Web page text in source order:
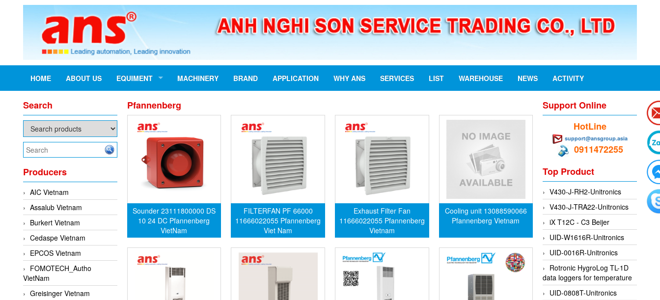
HOME ABOUT US EQUIMENT MACHINERY BRAND APPLICATION WHY ANS SERVICES LIST WAREHOUSE NEWS ACTIVITY
Search
Producers
AIC Vietnam
Assalub Vietnam
Burkert Vietnam
Cedaspe Vietnam
EPCOS Vietnam
FOMOTECH_Autho
VietNam
Greisinger Vietnam
Pfannenberg
Sounder 23111800000 DS
10 24 DC Pfannenberg
VietNam
FILTERFAN PF 66000
11666022055 Pfannenberg
Viet Nam
Exhaust Filter Fan
11666022055 Pfannenberg
Vietnam
Cooling unit 13088590066
Pfannenberg Vietnam
Support Online
HotLine
support@ansgroup.asia
0911472255
Top Product
V430-J-RH2-Unitronics
V430-J-TRA22-Unitronics
iX T12C - C3 Beijer
UID-W1616R-Unitronics
UID-0016R-Unitronics
Rotronic HygroLog TL-1D
data loggers for temperature
UID-0808T-Unitronics